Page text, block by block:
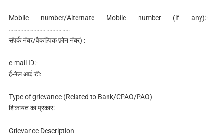
Mobile number/Alternate Mobile number (if any):-
……………………………………
संपर्क नंबर/वैकल्पिक फ़ोन नंबर) :
e-mail ID:-
ई-मेल आई डी:
Type of grievance-(Related to Bank/CPAO/PAO)
शिकायत का प्रकार:
Grievance Description